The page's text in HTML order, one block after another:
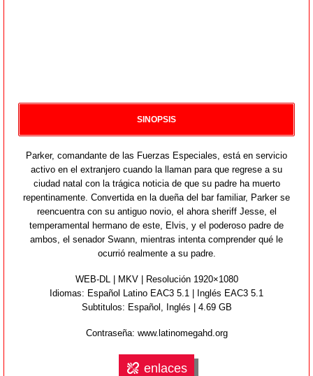
SINOPSIS
Parker, comandante de las Fuerzas Especiales, está en servicio
activo en el extranjero cuando la llaman para que regrese a su
ciudad natal con la trágica noticia de que su padre ha muerto
repentinamente. Convertida en la dueña del bar familiar, Parker se
reencuentra con su antiguo novio, el ahora sheriff Jesse, el
temperamental hermano de este, Elvis, y el poderoso padre de
ambos, el senador Swann, mientras intenta comprender qué le
ocurrió realmente a su padre.
WEB-DL | MKV | Resolución 1920×1080
Idiomas: Español Latino EAC3 5.1 | Inglés EAC3 5.1
Subtitulos: Español,
Inglés | 4.69 GB
Contraseña: www.latinomegahd.org
enlaces